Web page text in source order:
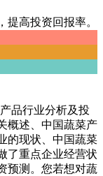
高投资回报率。
品行业分析及投
概述、中国蔬菜产
的现状、中国蔬菜
了重点企业经营状
预测。您若想对蔬